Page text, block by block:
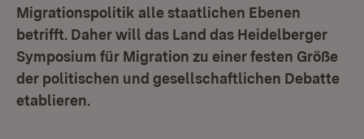
Migrationspolitik alle staatlichen Ebenen
betrifft. Daher will das Land das Heidelberger
Symposium für Migration zu einer festen Größe
der politischen und gesellschaftlichen Debatte
etablieren.